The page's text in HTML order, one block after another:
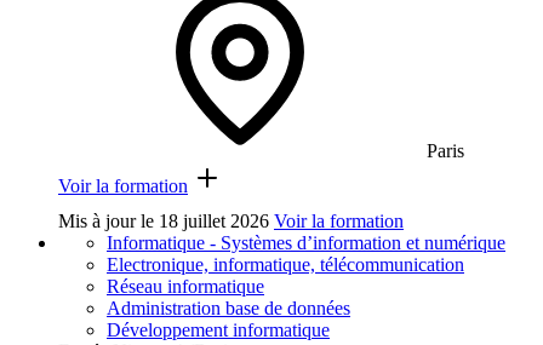
Paris
Voir la formation
Mis à jour le 18 juillet 2026 Voir la formation
Informatique - Systèmes d’information et numérique
Electronique, informatique, télécommunication
Réseau informatique
Administration base de données
Développement informatique